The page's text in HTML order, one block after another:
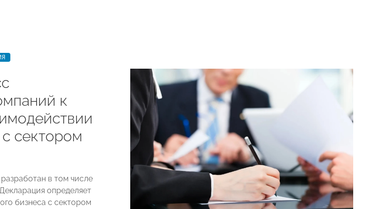
к
сектором
в том числе
определяет
бизнеса с сектором